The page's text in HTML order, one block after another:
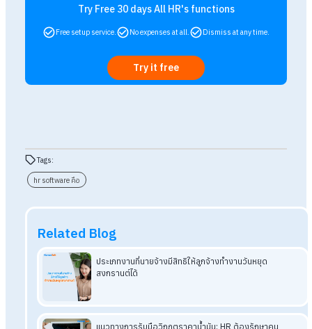
HR Software คือเครื่องมือที่ช่วยให้องค์กรบริหารทรัพยากรบุคค
การลา เงินเดือน ภาษี และรายงานต่าง ๆ ช่วยลดงานซ้ำซ้อน เพิ่มค
แม่นยำ และทำให้การทำงานของ HR มีประสิทธิภาพมากขึ้น
โจทย์องค์กรโดยเฉพาะ ด้วยฟีเจอร์ที่ครอบคลุมและใช้งานง่าย ช่ว
ธุรกิจสามารถบริหารคนได้อย่างเป็นระบบ มั่นใจทุกการใช้งาน ด้วย
มาตรฐาน ISO
อ่านบทความที่เกี่ยวข้องเพิ่มเติม
HR Softwareตัวช่วยบริหารงานบุคคลสำหรับ HR
HR Software
ระบบHR Software Onlineคืออะไร มีระบบใดที่สำคัญกับ HR
บ้าง